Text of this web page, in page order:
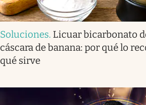
Soluciones. Licuar bicarbonato
cáscara de banana: por qué lo
qué sirve